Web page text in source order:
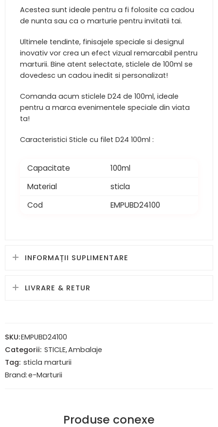
Acestea sunt ideale pentru a fi folosite ca cadou
de nunta sau ca o marturie pentru invitatii tai.
Ultimele tendinte, finisajele speciale si designul
inovativ vor crea un efect vizual remarcabil pentru
marturii. Bine atent selectate, sticlele de 100ml se
dovedesc un cadou inedit si personalizat!
Comanda acum sticlele D24 de 100ml, ideale
pentru a marca evenimentele speciale din viata
ta!
Caracteristici Sticle cu filet D24 100ml :
Capacitate
100ml
Material
sticla
Cod
EMPUBD24100
INFORMAȚII SUPLIMENTARE
LIVRARE & RETUR
SKU:EMPUBD24100
Categorii: STICLE,Ambalaje
Tag: sticla marturii
Brand:e-Marturii
Produse conexe